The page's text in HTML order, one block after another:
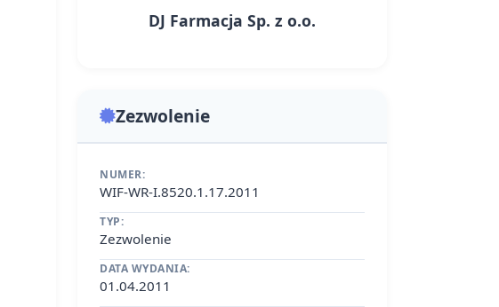
DJ Farmacja Sp. z o.o.
Zezwolenie
NUMER:
WIF-WR-I.8520.1.17.2011
TYP:
Zezwolenie
DATA WYDANIA:
01.04.2011